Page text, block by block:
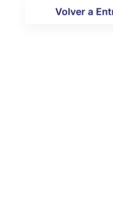
Volver a